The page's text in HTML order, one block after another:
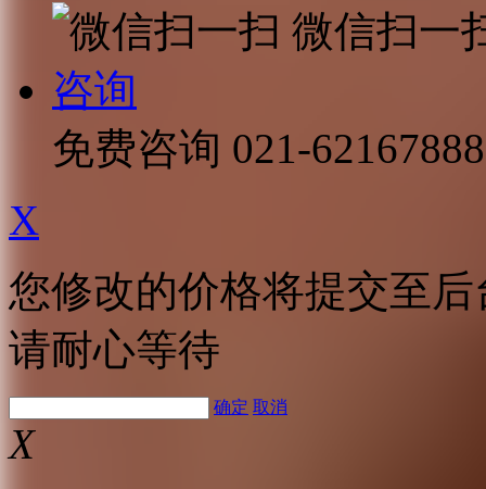
微信扫一
咨询
免费咨询 021-62167888
X
您修改的价格将提交至
请耐心等待
确定 取消
X